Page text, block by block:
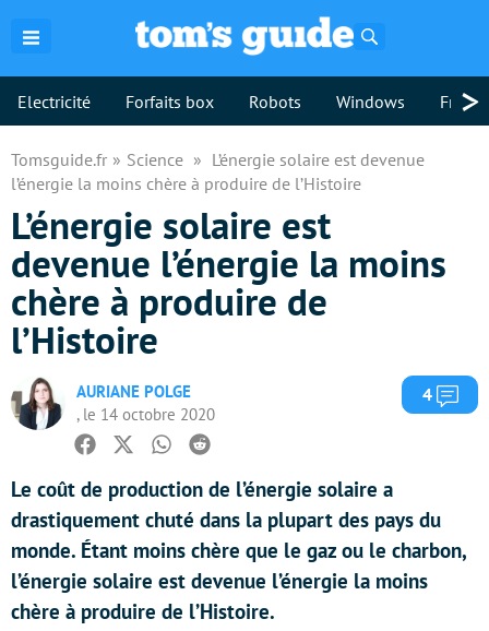
Electricité Forfaits box Robots Windows >
Tomsguide.fr Science
L’énergie solaire est devenue
l’énergie la moins chère à produire de l’Histoire
L’énergie solaire est
devenue l’énergie la moins
chère à produire de
l’Histoire
AURIANE POLGE
, le 14 octobre 2020
4
Facebook
TwitterWhatsapp
Reddit
Le coût de production de l’énergie solaire a
drastiquement chuté dans la plupart des pays du
monde. Étant moins chère que le gaz ou le charbon,
l’énergie solaire est devenue l’énergie la moins
chère à produire de l’Histoire.